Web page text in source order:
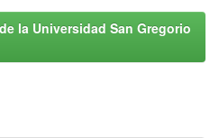
la Universidad San Gregorio